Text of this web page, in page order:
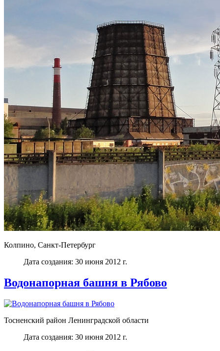
Колпино, Санкт-Петербург
Дата создания: 30 июня 2012 г.
Водонапорная башня в Рябово
Тосненский район Ленинградской области
Дата создания: 30 июня 2012 г.